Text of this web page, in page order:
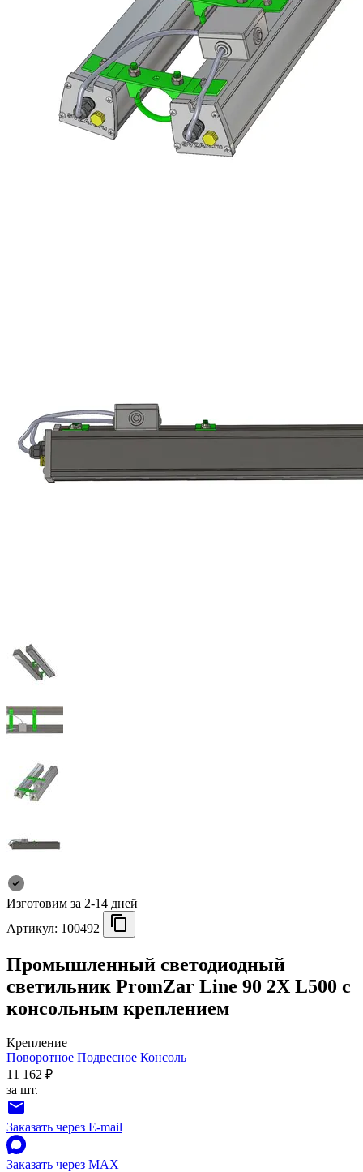
Изготовим за 2-14 дней
Артикул: 100492
Промышленный светодиодный
светильник PromZar Line 90 2Х L500 с
консольным креплением
Крепление
Поворотное Подвесное Консоль
11 162 ₽
за шт.
Заказать через E-mail
Заказать через MAX